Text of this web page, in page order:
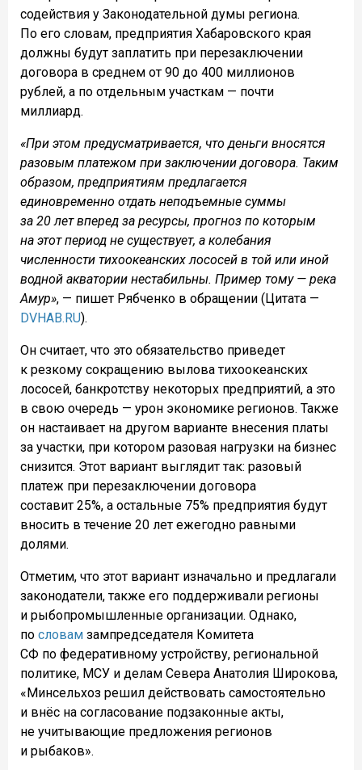
содействия у Законодательной думы региона.
По его словам, предприятия Хабаровского края
должны будут заплатить при перезаключении
договора в среднем от 90 до 400 миллионов
рублей, а по отдельным участкам — почти
миллиард.
«При этом предусматривается, что деньги вносятся
разовым платежом при заключении договора. Таким
образом, предприятиям предлагается
единовременно отдать неподъемные суммы
за 20 лет вперед за ресурсы, прогноз по которым
на этот период не существует, а колебания
численности тихоокеанских лососей в той или иной
водной акватории нестабильны. Пример тому — река
Амур», — пишет Рябченко в обращении (Цитата —
DVHAB.RU).
Он считает, что это обязательство приведет
к резкому сокращению вылова тихоокеанских
лососей, банкротству некоторых предприятий, а это
в свою очередь — урон экономике регионов. Также
он настаивает на другом варианте внесения платы
за участки, при котором разовая нагрузки на бизнес
снизится. Этот вариант выглядит так: разовый
платеж при перезаключении договора
составит 25%, а остальные 75% предприятия будут
вносить в течение 20 лет ежегодно равными
долями.
Отметим, что этот вариант изначально и предлагали
законодатели, также его поддерживали регионы
и рыбопромышленные организации. Однако,
по словам зампредседателя Комитета
СФ по федеративному устройству, региональной
политике, МСУ и делам Севера Анатолия Широкова,
«Минсельхоз решил действовать самостоятельно
и внёс на согласование подзаконные акты,
не учитывающие предложения регионов
и рыбаков».